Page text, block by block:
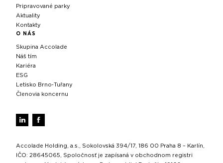
Pripravované parky
Aktuality
Kontakty
O NÁS
Skupina Accolade
Náš tím
Kariéra
ESG
Letisko Brno‑Tuřany
Členovia koncernu
Accolade Holding, a.s., Sokolovská 394/17, 186 00 Praha 8 – Karlín,
IČO: 28645065, Spoločnosť je zapísaná v obchodnom registri